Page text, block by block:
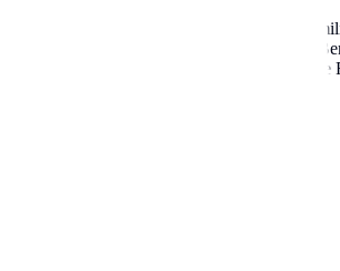
die Geschichte und Bedeutung von
Aufzeichnungen digitalisieren. Diese
Gesellschaften spielen eine
um mehr über Ihre Abstammung zu